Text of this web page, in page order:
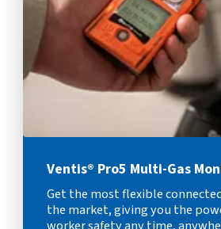
Ventis® Pro5 Multi-Gas
Get the most flexible
the market, giving you the